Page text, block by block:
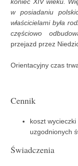
koniec XIV wieku.
w posiadaniu
właścicielami była
częściowo
przejazd przez
Orientacyjny czas
Cennik
koszt
uzgodnionych
Świadczenia